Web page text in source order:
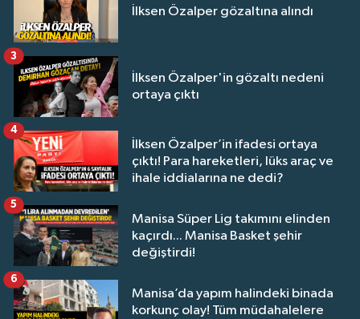
İlksen Özalper gözaltına alındı
İlksen Özalper'in gözaltı nedeni
ortaya çıktı
3
İlksen Özalper’in ifadesi ortaya
çıktı! Para hareketleri, lüks araç ve
ihale iddialarına ne dedi?
4
Manisa Süper Lig takımını elinden
kaçırdı... Manisa Basket şehir
değiştirdi!
5
Manisa’da yapım halindeki binada
korkunç olay! Tüm müdahalelere
6